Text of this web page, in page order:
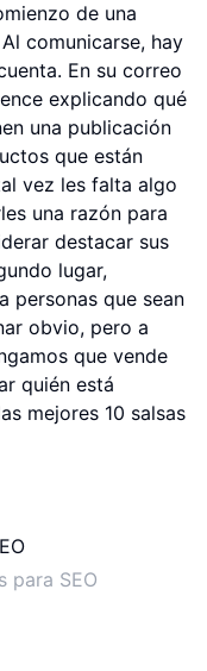
de una
comunicarse, hay
En su correo
explicando qué
una publicación
que están
vez les falta algo
una razón para
destacar sus
lugar,
personas que sean
obvio, pero a
que vende
quién está
mejores 10 salsas
para SEO